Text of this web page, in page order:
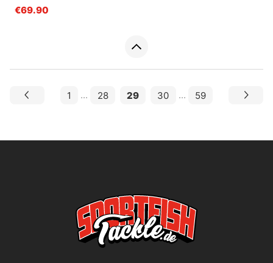
€69.90
1 ... 28 29 30 ... 59